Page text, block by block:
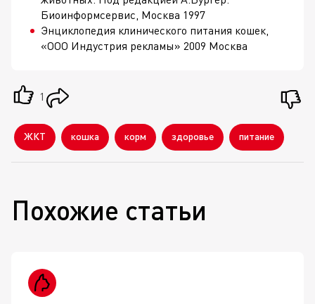
Биоинформсервис, Москва 1997
Энциклопедия клинического питания кошек,
«ООО Индустрия рекламы» 2009 Москва
1
ЖКТ кошка корм здоровье питание
Похожие статьи